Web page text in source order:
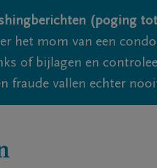
(poging
het mom van een
of bijlagen en
fraude vallen echter